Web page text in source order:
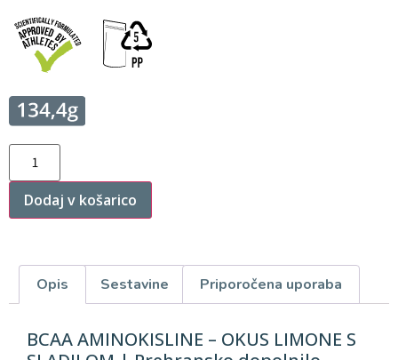
Dodaj v košarico
Opis Sestavine Priporočena uporaba
BCAA AMINOKISLINE – OKUS LIMONE S